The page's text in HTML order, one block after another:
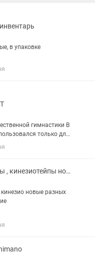
в упаковке
гимнастики В
Продаю тейпы , кинезиотейпы новые разных цветов дышащие
новые разных